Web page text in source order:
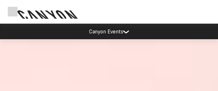
Canyon Events